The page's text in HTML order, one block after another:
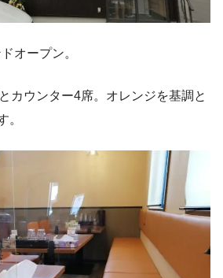
オープン。
カウンター4席。オレンジを基調と
。